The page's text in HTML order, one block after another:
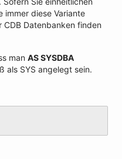
immer diese Variante
Datenbanken finden
man AS SYSDBA
als SYS angelegt sein.